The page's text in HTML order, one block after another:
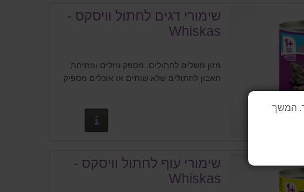
המשך
שימורי דגים לחתול וויסקס -
מזון משלים לחתולים, מספק נוזלים ופתיחת
תאבון לחתולים שלא שותים או אוכלים מספיק
שימורי עוף לחתול וויסקס -